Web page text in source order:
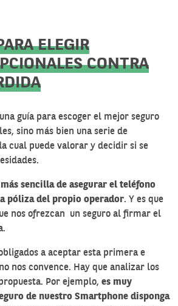
ELEGIR
CONTRA
guía para escoger el mejor seguro
sino más bien una serie de
cual puede valorar y decidir si se
sencilla de asegurar el teléfono
póliza del propio operador. Y es que
nos ofrezcan un seguro al firmar el
a aceptar esta primera e
nos convence. Hay que analizar los
Por ejemplo, es muy
de nuestro Smartphone disponga